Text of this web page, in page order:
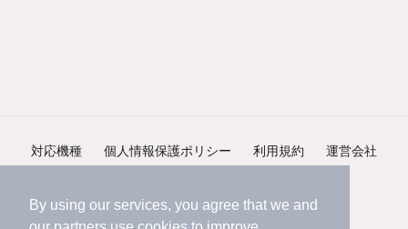
By using our services, you agree that we and
対応機種 個人情報保護ポリシー 利用規約 運営会社